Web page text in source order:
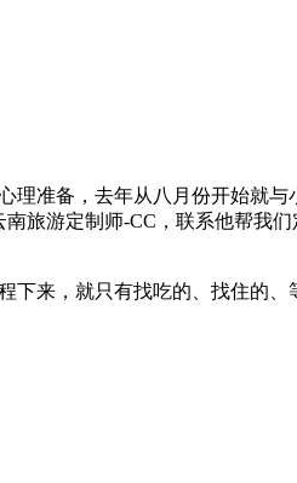
准备，去年从八月份开始就
旅游定制师-CC，联系他帮我
来，就只有找吃的、找住的